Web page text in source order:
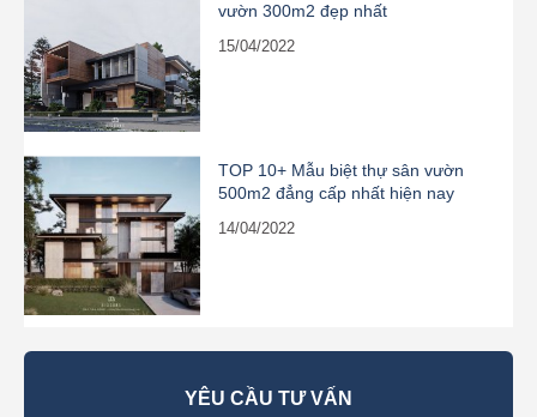
vườn 300m2 đẹp nhất
15/04/2022
TOP 10+ Mẫu biệt thự sân vườn
500m2 đẳng cấp nhất hiện nay
14/04/2022
YÊU CẦU TƯ VẤN